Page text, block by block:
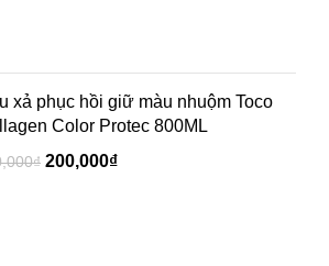
xả phục hồi giữ màu nhuộm Toco
Color Protec 800ML
₫ 200,000₫